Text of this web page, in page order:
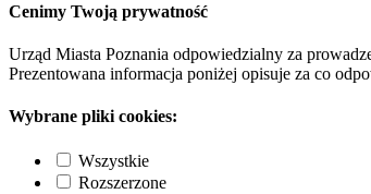
Cenimy Twoją prywatność
Urząd Miasta Poznania odpowiedzialny za
Prezentowana informacja poniżej opisuje za co
Wybrane pliki cookies:
Wszystkie
Rozszerzone